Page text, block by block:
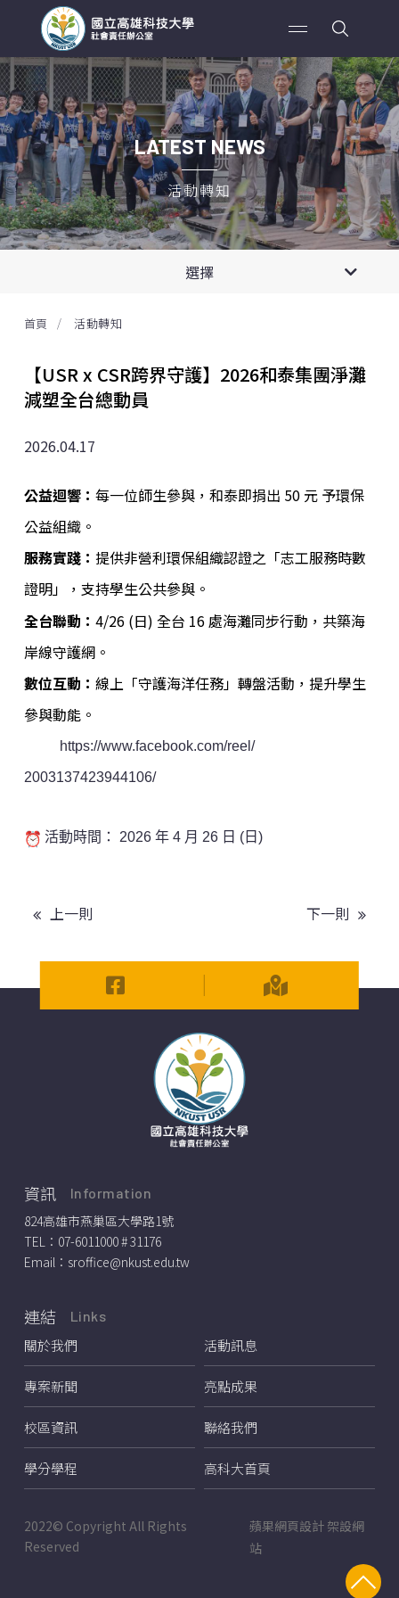
LATEST NEWS
活動轉知
選擇
全部消息
首頁 活動轉知
【USR x CSR跨界守護】2026和泰集團淨灘
減塑全台總動員
2026.04.17
公益迴響： 每一位師生參與，和泰即捐出 50 元 予環保
公益組織。
服務實踐： 提供非營利環保組織認證之「志工服務時數
證明」， 支持學生公共參與。
全台聯動： 4/26 (日) 全台 16 處海灘同步行動，共築海
岸線守護網。
數位互動： 線上「守護海洋任務」轉盤活動，提升學生
參與動能。
https://www.facebook.com/reel/
2003137423944106/
活動時間： 2026 年 4 月 26 日 (日)
上一則 下一則
資訊 Information
824高雄市燕巢區大學路1號
TEL： 07-6011000 # 31176
Email： sroffice@nkust.edu.tw
連結 Links
關於我們 活動訊息
專案新聞 亮點成果
校區資訊 聯絡我們
學分學程 高科大首頁
2022© Copyright All Rights
Reserved
蘋果網頁設計 架設網
站